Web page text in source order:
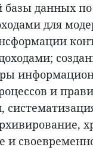
базы данных
для
и
и